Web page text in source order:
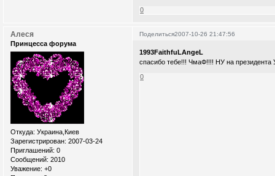
0
Поделиться2007-10-26 21:47:56
Алеся
Принцесса форума
Откуда: Украина,Киев
Зарегистрирован: 2007-03-24
Приглашений: 0
Сообщений: 2010
Уважение: +0
1993FaithfuLAngeL
спасибо тебе!!! ЧмаФ!!!! НУ на президента
0